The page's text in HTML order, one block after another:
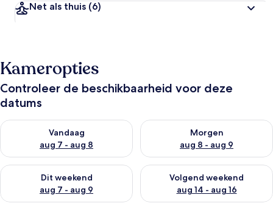
Net als thuis (6)
Kameropties
Controleer de beschikbaarheid voor deze
datums
Vandaag
aug 7 - aug 8
De beschikbaarheid controleren voor vanavond aug 7 - aug 8
Morgen
aug 8 - aug 9
De beschikbaarheid
Dit weekend
aug 7 - aug 9
De beschikbaarheid controleren voor dit weekend aug 7 -
Volgend weekend
aug 14 - aug 16
De beschikbaarheid